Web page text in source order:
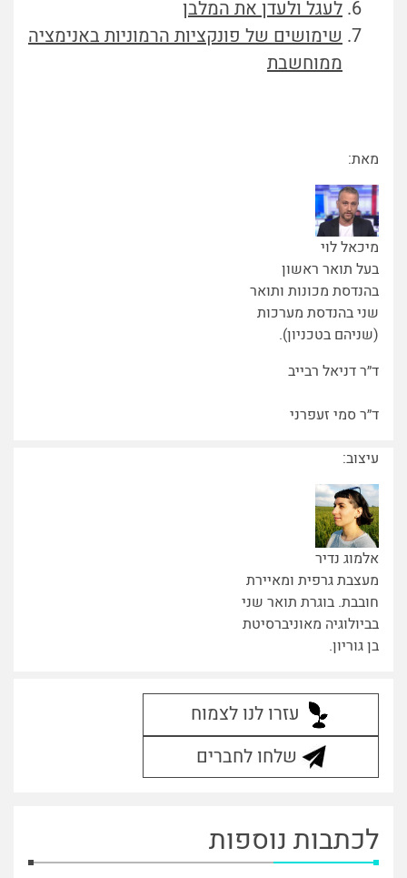
לעגל ולעדן את המלבן
שימושים של פונקציות הרמוניות באנימציה
ממוחשבת
מאת:
מיכאל לוי
בעל תואר ראשון
בהנדסת מכונות ותואר
שני בהנדסת מערכות
(שניהם בטכניון).
ד״ר דניאל רבייב
ד״ר סמי זעפרני
עיצוב:
אלמוג נדיר
מעצבת גרפית ומאיירת
חובבת. בוגרת תואר שני
בביולוגיה מאוניברסיטת
בן גוריון.
עזרו לנו לצמוח
שלחו לחברים
לכתבות נוספות